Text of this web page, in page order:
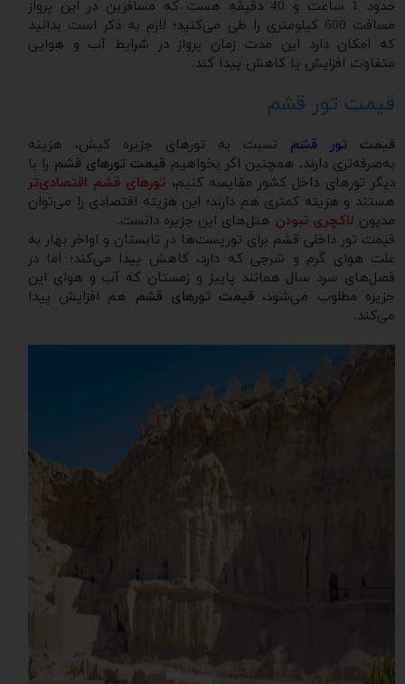
حدود 1 ساعت و 40 دقیقه هست که مسافرین در این پرواز
مسافت 600 کیلومتری را طی می‌کنید؛ لازم به ذکر است بدانید
که امکان دارد این مدت زمان پرواز در شرایط آب و هوایی
متفاوت افزایش یا کاهش پیدا کند.
قیمت تور قشم
قیمت تور قشم نسبت به تورهای جزیره کیش، هزینه
به‌صرفه‌تری دارند. همچنین اگر بخواهیم قیمت تورهای قشم را با
دیگر تورهای داخل کشور مقایسه کنیم، تورهای قشم اقتصادی‌تر
هستند و هزینه کمتری هم دارند؛ این هزینه اقتصادی را می‌توان
مدیون لاکچری نبودن هتل‌های این جزیره دانست.
قیمت تور داخلی قشم برای توریست‌ها در تابستان و اواخر بهار به
علت هوای گرم و شرجی که دارد، کاهش پیدا می‌کند؛ اما در
فصل‌های سرد سال همانند پاییز و زمستان که آب و هوای این
جزیره مطلوب می‌شود، قیمت تورهای قشم هم افزایش پیدا
می‌کند.